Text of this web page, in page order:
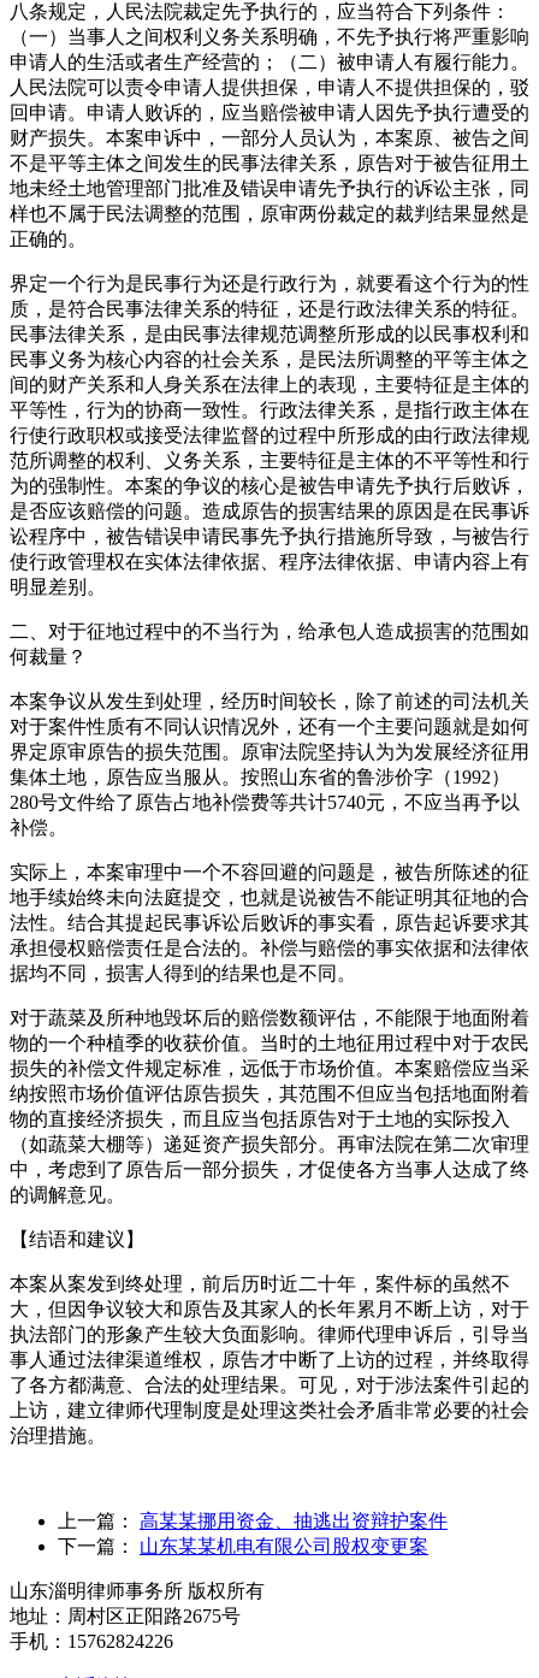
八条规定，人民法院裁定先予执行的，应当符合下列条件：
（一）当事人之间权利义务关系明确，不先予执行将严重影响
申请人的生活或者生产经营的；（二）被申请人有履行能力。
人民法院可以责令申请人提供担保，申请人不提供担保的，驳
回申请。申请人败诉的，应当赔偿被申请人因先予执行遭受的
财产损失。本案申诉中，一部分人员认为，本案原、被告之间
不是平等主体之间发生的民事法律关系，原告对于被告征用土
地未经土地管理部门批准及错误申请先予执行的诉讼主张，同
样也不属于民法调整的范围，原审两份裁定的裁判结果显然是
正确的。
界定一个行为是民事行为还是行政行为，就要看这个行为的性
质，是符合民事法律关系的特征，还是行政法律关系的特征。
民事法律关系，是由民事法律规范调整所形成的以民事权利和
民事义务为核心内容的社会关系，是民法所调整的平等主体之
间的财产关系和人身关系在法律上的表现，主要特征是主体的
平等性，行为的协商一致性。行政法律关系，是指行政主体在
行使行政职权或接受法律监督的过程中所形成的由行政法律规
范所调整的权利、义务关系，主要特征是主体的不平等性和行
为的强制性。本案的争议的核心是被告申请先予执行后败诉，
是否应该赔偿的问题。造成原告的损害结果的原因是在民事诉
讼程序中，被告错误申请民事先予执行措施所导致，与被告行
使行政管理权在实体法律依据、程序法律依据、申请内容上有
明显差别。
二、对于征地过程中的不当行为，给承包人造成损害的范围如
何裁量？
本案争议从发生到处理，经历时间较长，除了前述的司法机关
对于案件性质有不同认识情况外，还有一个主要问题就是如何
界定原审原告的损失范围。原审法院坚持认为为发展经济征用
集体土地，原告应当服从。按照山东省的鲁涉价字（1992）
280号文件给了原告占地补偿费等共计5740元，不应当再予以
补偿。
实际上，本案审理中一个不容回避的问题是，被告所陈述的征
地手续始终未向法庭提交，也就是说被告不能证明其征地的合
法性。结合其提起民事诉讼后败诉的事实看，原告起诉要求其
承担侵权赔偿责任是合法的。补偿与赔偿的事实依据和法律依
据均不同，损害人得到的结果也是不同。
对于蔬菜及所种地毁坏后的赔偿数额评估，不能限于地面附着
物的一个种植季的收获价值。当时的土地征用过程中对于农民
损失的补偿文件规定标准，远低于市场价值。本案赔偿应当采
纳按照市场价值评估原告损失，其范围不但应当包括地面附着
物的直接经济损失，而且应当包括原告对于土地的实际投入
（如蔬菜大棚等）递延资产损失部分。再审法院在第二次审理
中，考虑到了原告后一部分损失，才促使各方当事人达成了终
的调解意见。
【结语和建议】
本案从案发到终处理，前后历时近二十年，案件标的虽然不
大，但因争议较大和原告及其家人的长年累月不断上访，对于
执法部门的形象产生较大负面影响。律师代理申诉后，引导当
事人通过法律渠道维权，原告才中断了上访的过程，并终取得
了各方都满意、合法的处理结果。可见，对于涉法案件引起的
上访，建立律师代理制度是处理这类社会矛盾非常必要的社会
治理措施。
上一篇：
高某某挪用资金、抽逃出资辩护案件
下一篇：
山东某某机电有限公司股权变更案
山东淄明律师事务所 版权所有
地址：周村区正阳路2675号
手机：15762824226